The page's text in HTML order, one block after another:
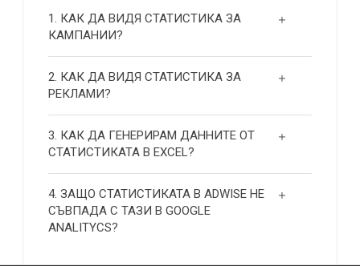
1. КАК ДА ВИДЯ СТАТИСТИКА ЗА
КАМПАНИИ?
2. КАК ДА ВИДЯ СТАТИСТИКА ЗА
РЕКЛАМИ?
3. КАК ДА ГЕНЕРИРАМ ДАННИТЕ ОТ
СТАТИСТИКАТА В EXCEL?
4. ЗАЩО СТАТИСТИКАТА В ADWISE НЕ
СЪВПАДА С ТАЗИ В GOOGLE
ANALITYCS?